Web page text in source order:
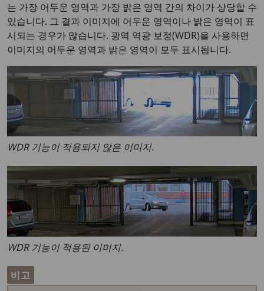
는 가장 어두운 영역과 가장 밝은 영역 간의 차이가 상당할 수
있습니다. 그 결과 이미지에 어두운 영역이나 밝은 영역이 표
시되는 경우가 많습니다. 광역 역광 보정(WDR)을 사용하면
이미지의 어두운 영역과 밝은 영역이 모두 표시됩니다.
WDR 기능이 적용되지 않은 이미지.
WDR 기능이 적용된 이미지.
비고